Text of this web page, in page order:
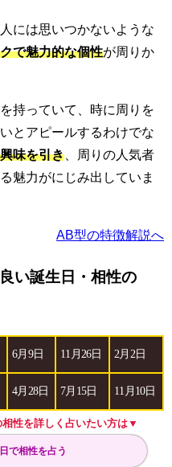
には思いつかないような
で魅力的な個性が周りか
持っていて、時に周りを
とアピールするわけでな
味を引き 、周りの人気者
魅力がにじみ出していま
AB型の特徴解説へ
い誕生日・相性の
6月9日 11月26日 2月2日
4月28日 7月15日 11月10日
性を詳しく占いたい方は▼
で相性を占う